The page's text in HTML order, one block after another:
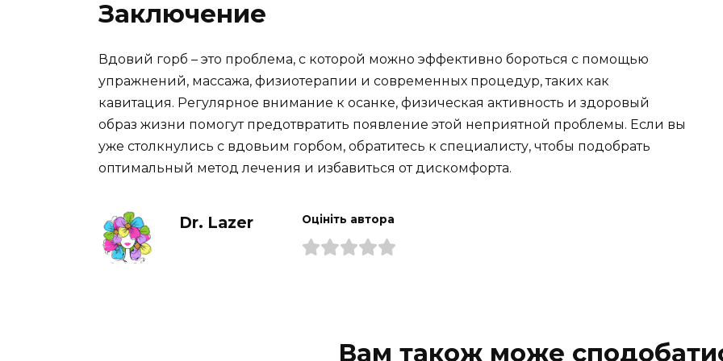
Заключение
Вдовий горб – это проблема, с которой можно эффективно бороться с помощью
упражнений, массажа, физиотерапии и современных процедур, таких как
кавитация. Регулярное внимание к осанке, физическая активность и здоровый
образ жизни помогут предотвратить появление этой неприятной проблемы. Если вы
уже столкнулись с вдовьим горбом, обратитесь к специалисту, чтобы подобрать
оптимальный метод лечения и избавиться от дискомфорта.
Dr. Lazer Оцініть автора
Вам також може